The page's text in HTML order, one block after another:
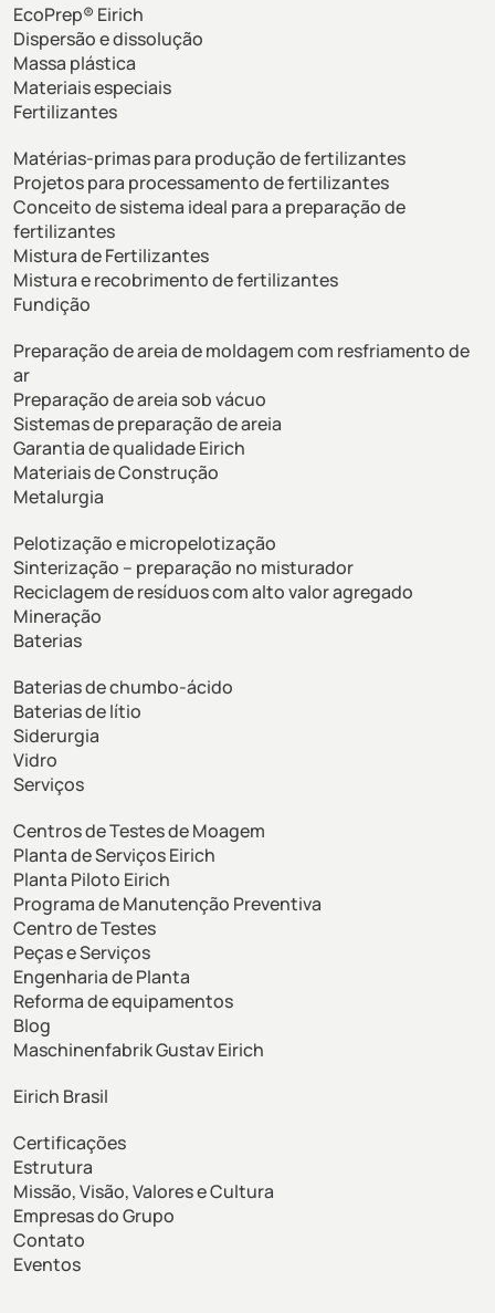
EcoPrep® Eirich
Dispersão e dissolução
Massa plástica
Materiais especiais
Fertilizantes
Matérias-primas para produção de fertilizantes
Projetos para processamento de fertilizantes
Conceito de sistema ideal para a preparação de
fertilizantes
Mistura de Fertilizantes
Mistura e recobrimento de fertilizantes
Fundição
Preparação de areia de moldagem com resfriamento de
ar
Preparação de areia sob vácuo
Sistemas de preparação de areia
Garantia de qualidade Eirich
Materiais de Construção
Metalurgia
Pelotização e micropelotização
Sinterização – preparação no misturador
Reciclagem de resíduos com alto valor agregado
Mineração
Baterias
Baterias de chumbo-ácido
Baterias de lítio
Siderurgia
Vidro
Serviços
Centros de Testes de Moagem
Planta de Serviços Eirich
Planta Piloto Eirich
Programa de Manutenção Preventiva
Centro de Testes
Peças e Serviços
Engenharia de Planta
Reforma de equipamentos
Blog
Maschinenfabrik Gustav Eirich
Eirich Brasil
Certificações
Estrutura
Missão, Visão, Valores e Cultura
Empresas do Grupo
Contato
Eventos